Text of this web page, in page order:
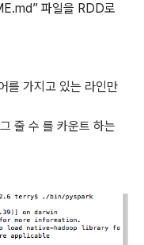
파일을 RDD로
가지고 있는 라인만
줄 수 를 카운트 하는